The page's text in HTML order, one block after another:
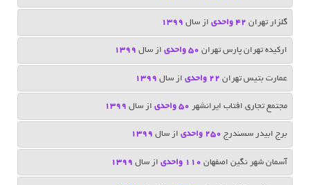
گلزار تهران 42 واحدی از سال 1399
ارکیده تهران پارس تهران 50 واحدی از سال 1399
عمارت بتیس تهران 22 واحدی از سال 1399
مجتمع تجاری افتاب ایرانشهر 50 واحدی از سال 1399
برج ابیدر سسندرج 250 واحدی از سال 1399
آسمان شهر نگین اصفهان 110 واحدی از سال 1399